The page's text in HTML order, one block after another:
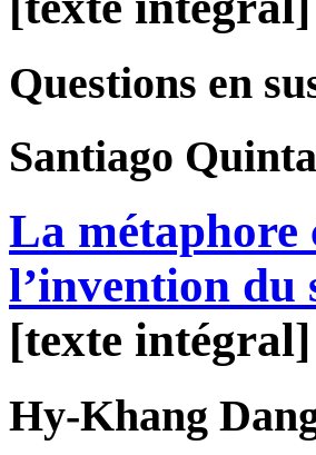
Questions en
Santiago
La métaphore
l’invention du
[texte intégral]
Hy-Khang